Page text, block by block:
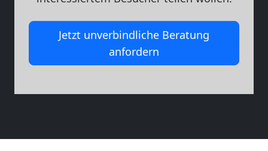
Jetzt unverbindliche Beratung
anfordern